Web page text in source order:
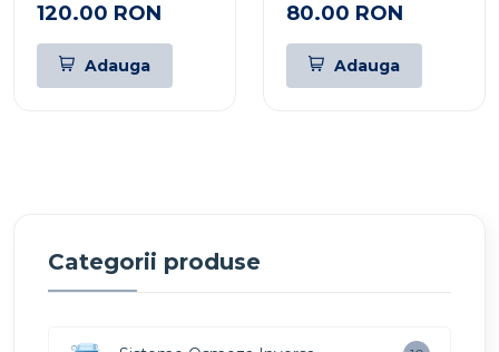
120.00 RON
Adauga
80.00 RON
Adauga
Categorii produse